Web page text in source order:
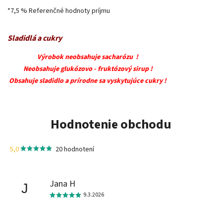
*7,5 % Referenčné hodnoty príjmu
Sladidlá a cukry
Výrobok neobsahuje sacharózu !
Neobsahuje glukózovo - fruktózový sirup !
Obsahuje sladidlo a prírodne sa vyskytujúce cukry !
Hodnotenie obchodu
5,0 20 hodnotení
J Jana H
9.3.2026